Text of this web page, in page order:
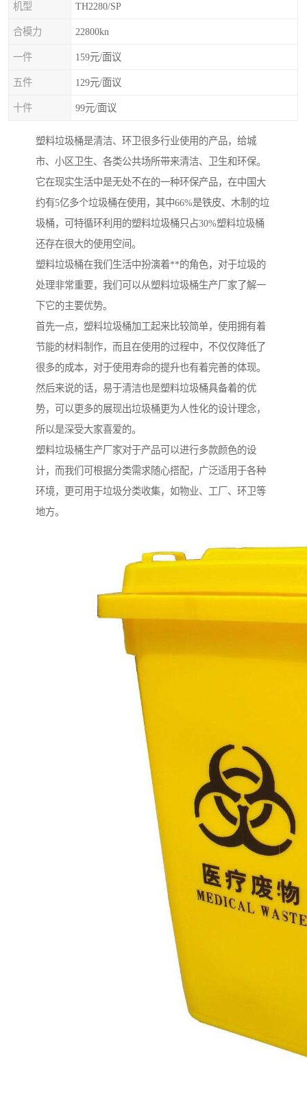
机型 TH2280/SP
合模力 22800kn
一件 159元/面议
五件 129元/面议
十件 99元/面议
塑料垃圾桶是清洁、环卫很多行业使用的产品，给城
市、小区卫生、各类公共场所带来清洁、卫生和环保。
它在现实生活中是无处不在的一种环保产品，在中国大
约有5亿多个垃圾桶在使用，其中66%是铁皮、木制的垃
圾桶，可特循环利用的塑料垃圾桶只占30%塑料垃圾桶
还存在很大的使用空间。
塑料垃圾桶在我们生活中扮演着**的角色，对于垃圾的
处理非常重要，我们可以从塑料垃圾桶生产厂家了解一
下它的主要优势。
首先一点，塑料垃圾桶加工起来比较简单，使用拥有着
节能的材料制作，而且在使用的过程中，不仅仅降低了
很多的成本，对于使用寿命的提升也有着完善的体现。
然后来说的话，易于清洁也是塑料垃圾桶具备着的优
势，可以更多的展现出垃圾桶更为人性化的设计理念，
所以是深受大家喜爱的。
塑料垃圾桶生产厂家对于产品可以进行多款颜色的设
计，而我们可根据分类需求随心搭配，广泛适用于各种
环境，更可用于垃圾分类收集，如物业、工厂、环卫等
地方。